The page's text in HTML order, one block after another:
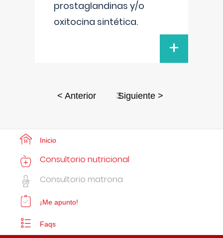
prostaglandinas y/o
oxitocina sintética.
+
< Anterior 3Siguiente >
Inicio
Consultorio nutricional
Consultorio matrona
¡Me apunto!
Faqs